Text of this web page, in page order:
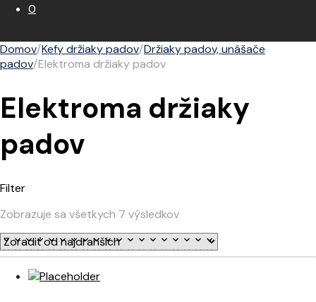
0
Domov/Kefy držiaky padov/Držiaky padov, unášače
padov/Elektroma držiaky padov
Elektroma držiaky
padov
Filter
Zobrazuje sa všetkych 7 výsledkov